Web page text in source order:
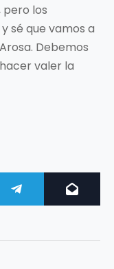
los
sé que vamos a
Debemos
valer la